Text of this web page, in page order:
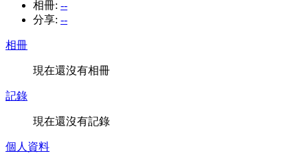
相冊: --
分享: --
相冊
現在還沒有相冊
記錄
現在還沒有記錄
個人資料